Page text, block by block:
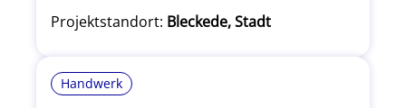
Projektstandort: Bleckede, Stadt
Handwerk